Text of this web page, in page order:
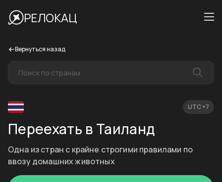
РЕЛОКАЦ
Вернуться назад
UTC +7
Переехать в Таиланд
Одна из стран с крайне строгими правилами по
ввозу домашних животных